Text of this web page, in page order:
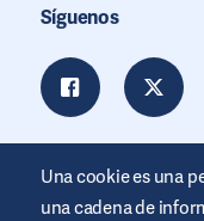
Síguenos
Una cookie es una
una cadena de